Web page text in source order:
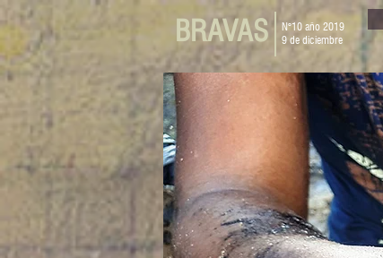
BRAVAS
N°10 año 2019
9 de diciembre